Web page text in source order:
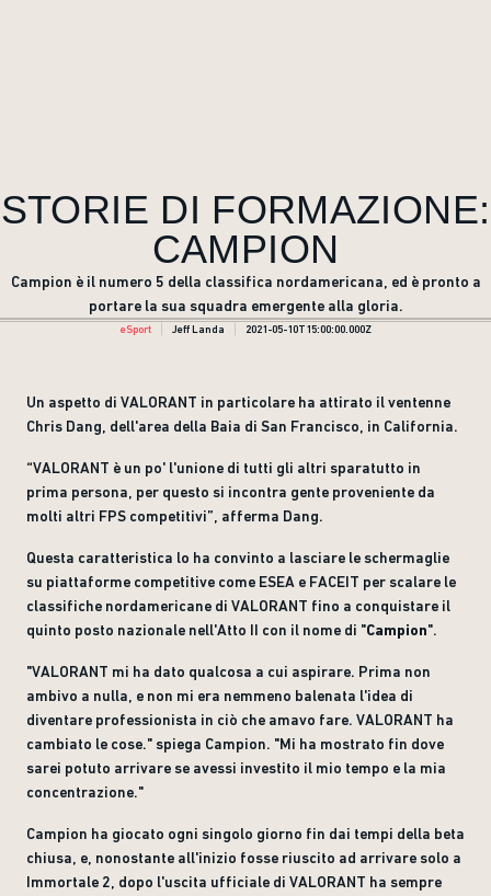
STORIE DI FORMAZIONE:
CAMPION
Campion è il numero 5 della classifica nordamericana, ed è pronto a
portare la sua squadra emergente alla gloria.
eSport Jeff Landa 2021-05-10T15:00:00.000Z
Un aspetto di VALORANT in particolare ha attirato il ventenne
Chris Dang, dell'area della Baia di San Francisco, in California.
“VALORANT è un po' l'unione di tutti gli altri sparatutto in
prima persona, per questo si incontra gente proveniente da
molti altri FPS competitivi”, afferma Dang.
Questa caratteristica lo ha convinto a lasciare le schermaglie
su piattaforme competitive come ESEA e FACEIT per scalare le
classifiche nordamericane di VALORANT fino a conquistare il
quinto posto nazionale nell'Atto II con il nome di "Campion".
"VALORANT mi ha dato qualcosa a cui aspirare. Prima non
ambivo a nulla, e non mi era nemmeno balenata l'idea di
diventare professionista in ciò che amavo fare. VALORANT ha
cambiato le cose." spiega Campion. "Mi ha mostrato fin dove
sarei potuto arrivare se avessi investito il mio tempo e la mia
concentrazione."
Campion ha giocato ogni singolo giorno fin dai tempi della beta
chiusa, e, nonostante all'inizio fosse riuscito ad arrivare solo a
Immortale 2, dopo l'uscita ufficiale di VALORANT ha sempre